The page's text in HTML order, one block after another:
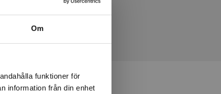
Om
funktioner för
information från din enhet